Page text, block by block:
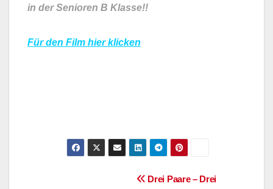
in der Senioren B Klasse!!
Für den Film hier klicken
Beitragsnavigation
Drei Paare – Drei